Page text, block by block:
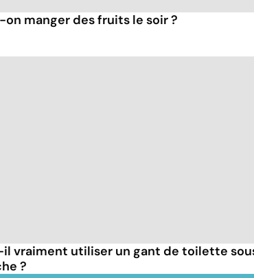
on manger des fruits le soir ?
il vraiment utiliser un gant de toilette
?